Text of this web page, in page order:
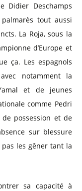
Didier Deschamps
tout aussi
La Roja, sous la
d’Europe et
ça. Les espagnols
notamment la
et de jeunes
comme Pedri
possession et de
sur blessure
les gêner tant la
sa capacité à